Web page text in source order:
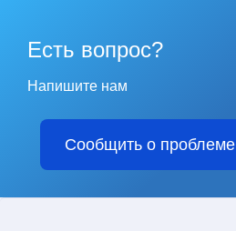
Есть вопрос?
Напишите нам
Сообщить о проблеме